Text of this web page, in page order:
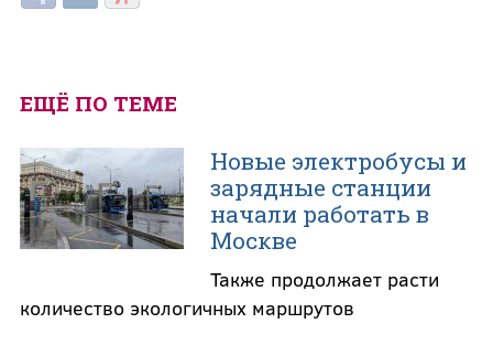
ЕЩЁ ПО ТЕМЕ
Новые электробусы и
зарядные станции
начали работать в
Москве
Также продолжает расти
количество экологичных маршрутов